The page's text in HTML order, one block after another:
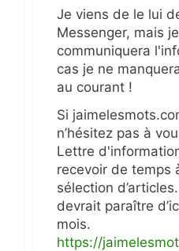
Je viens de le lui
Messenger, mais
communiquera
cas je ne
au courant !
Si
n’hésitez pas à
Lettre
recevoir de temps
sélection
devrait paraître
mois.
https://